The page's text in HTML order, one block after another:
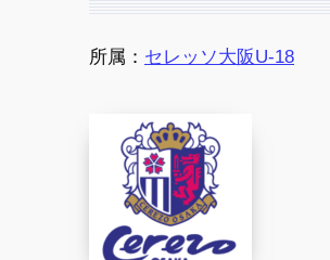
所属： セレッソ大阪U-18